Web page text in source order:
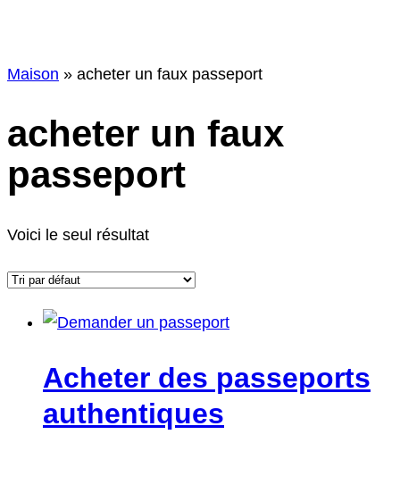
Maison » acheter un faux passeport
acheter un faux
passeport
Voici le seul résultat
Acheter des passeports
authentiques